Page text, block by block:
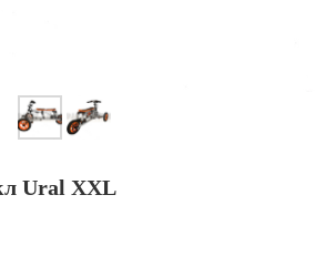
Ural XXL